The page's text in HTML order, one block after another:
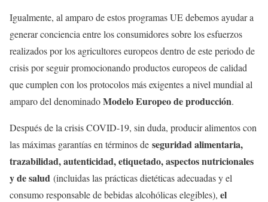
Igualmente, al amparo de estos programas UE debemos ayudar a
generar conciencia entre los consumidores sobre los esfuerzos
realizados por los agricultores europeos dentro de este periodo de
crisis por seguir promocionando productos europeos de calidad
que cumplen con los protocolos más exigentes a nivel mundial al
amparo del denominadoModelo Europeo de producción.
Después de la crisis COVID-19, sin duda, producir alimentos con
las máximas garantías en términos de seguridad alimentaria,
trazabilidad, autenticidad, etiquetado, aspectos nutricionales
y de salud (incluidas las prácticas dietéticas adecuadas y el
consumo responsable de bebidas alcohólicas elegibles), el